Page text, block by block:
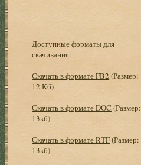
Доступные форматы для
скачивания:
Скачать в формате FB2 (Размер:
12 Кб)
Скачать в формате DOC (Размер:
13кб)
Скачать в формате RTF(Размер:
13кб)